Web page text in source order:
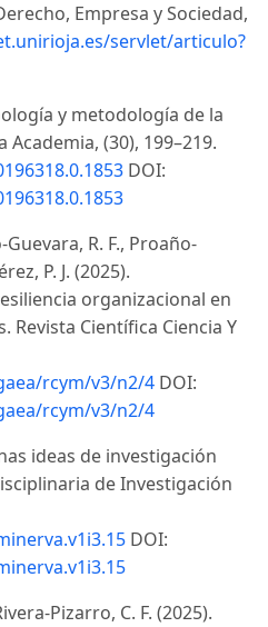
Empresa y Sociedad,
servlet/articulo?
y metodología de la
(30), 199–219.
DOI:
R. F., Proaño-
P. J. (2025).
organizacional en
Científica Ciencia Y
rcym/v3/n2/4 DOI:
rcym/v3/n2/4
ideas de investigación
de Investigación
DOI:
Pizarro, C. F. (2025).